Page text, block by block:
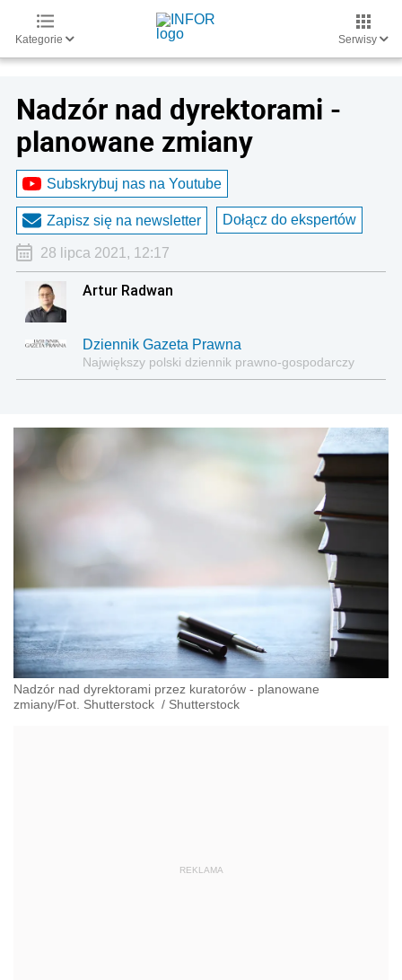
Kategorie Serwisy
Nadzór nad dyrektorami -
planowane zmiany
Subskrybuj nas na Youtube
Zapisz się na newsletter Dołącz do ekspertów
28 lipca 2021, 12:17
Artur Radwan
Dziennik Gazeta Prawna
Największy polski dziennik prawno-gospodarczy
Nadzór nad dyrektorami przez kuratorów - planowane
zmiany/Fot. Shutterstock / Shutterstock